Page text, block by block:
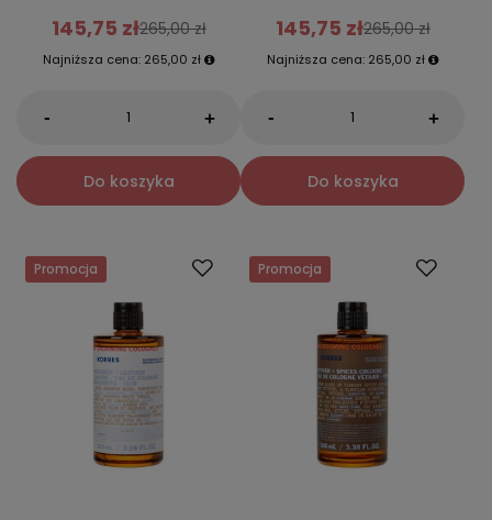
145,75 zł265,00 zł
Najniższa cena: 265,00 zł
- +
Do koszyka
145,75 zł265,00 zł
Najniższa cena: 265,00 zł
- +
Do koszyka
Promocja Promocja